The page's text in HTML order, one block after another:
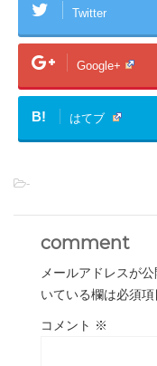
Twitter
Google+
B! はてブ
-
comment
メールアドレスが
いている欄は必須項
コメント ※